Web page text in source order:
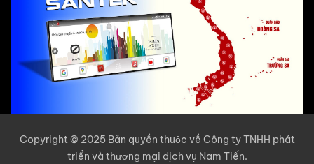
Copyright © 2025 Bản quyền thuộc về Công ty TNHH phát
triển và thương mại dịch vụ Nam Tiến.